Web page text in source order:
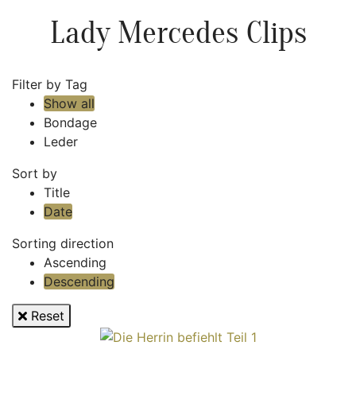
Lady Mercedes Clips
Filter by Tag
Show all
Bondage
Leder
Sort by
Title
Date
Sorting direction
Ascending
Descending
Reset